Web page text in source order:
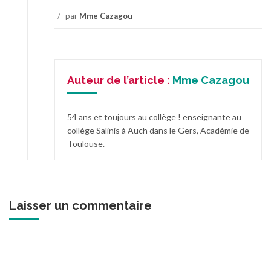
/ par Mme Cazagou
Auteur de l’article : Mme Cazagou
54 ans et toujours au collège ! enseignante au
collège Salinis à Auch dans le Gers, Académie de
Toulouse.
Laisser un commentaire